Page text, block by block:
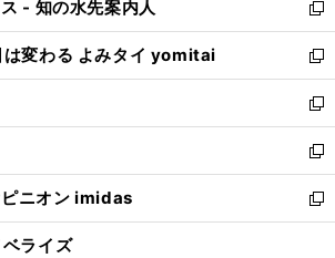
く
ド
ウ
で
開
く
ィ
ン
ド
ウ
で
開
く
い
ウ
ィ
ン
ド
ウ
で
開
く
- 知の水先案内人
新
し
い
ウ
ィ
ン
ド
ウ
で
開
は変わる よみタイ yomitai
新
し
い
ウ
ィ
ン
ド
ウ
新
し
い
ウ
ィ
ン
新
し
い
ウ
ニオン imidas
新
し
ライズ